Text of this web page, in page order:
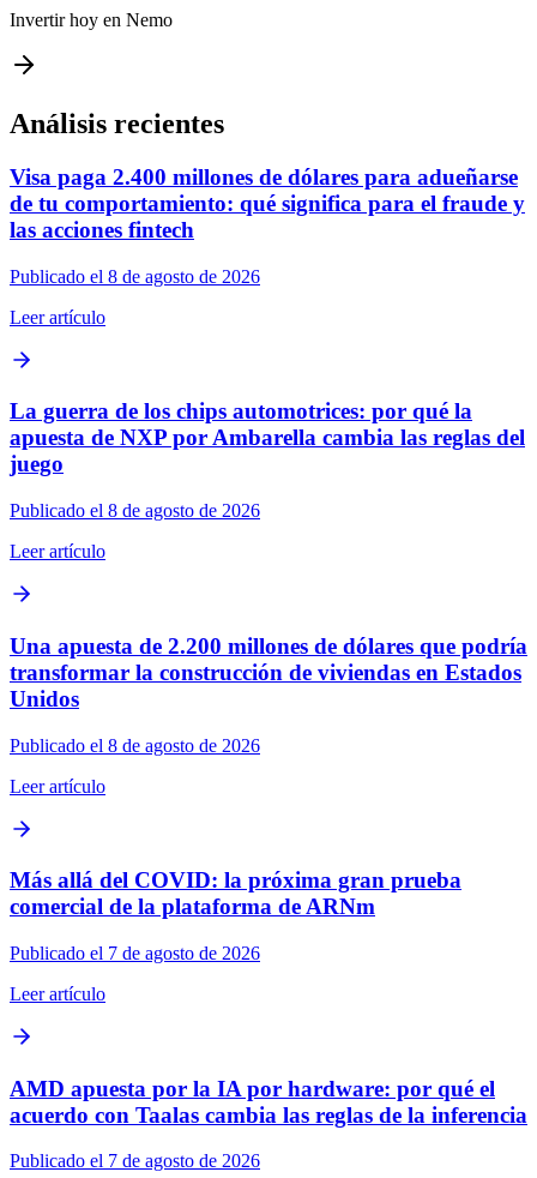
Invertir hoy en Nemo
Análisis recientes
Visa paga 2.400 millones de dólares para adueñarse
de tu comportamiento: qué significa para el fraude y
las acciones fintech
Publicado el 8 de agosto de 2026
Leer artículo
La guerra de los chips automotrices: por qué la
apuesta de NXP por Ambarella cambia las reglas del
juego
Publicado el 8 de agosto de 2026
Leer artículo
Una apuesta de 2.200 millones de dólares que podría
transformar la construcción de viviendas en Estados
Unidos
Publicado el 8 de agosto de 2026
Leer artículo
Más allá del COVID: la próxima gran prueba
comercial de la plataforma de ARNm
Publicado el 7 de agosto de 2026
Leer artículo
AMD apuesta por la IA por hardware: por qué el
acuerdo con Taalas cambia las reglas de la inferencia
Publicado el 7 de agosto de 2026